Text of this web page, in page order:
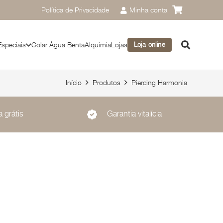
Política de Privacidade Minha conta
Colar Água BentaAlquimiaLojas Loja online
Início Produtos Piercing Harmonia
grátis Garantia vitalícia